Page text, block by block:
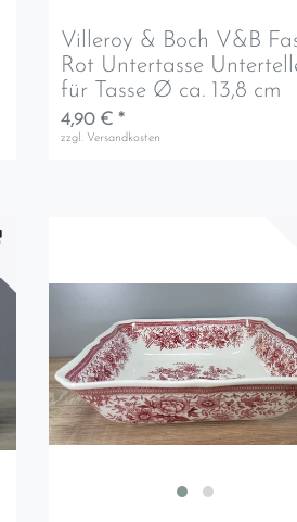
Villeroy & Boch V&B
Rot Untertasse
für Tasse Ø ca. 13,8 cm
4,90 € *
zzgl. Versandkosten